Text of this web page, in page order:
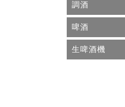
調酒
啤酒
生啤酒機